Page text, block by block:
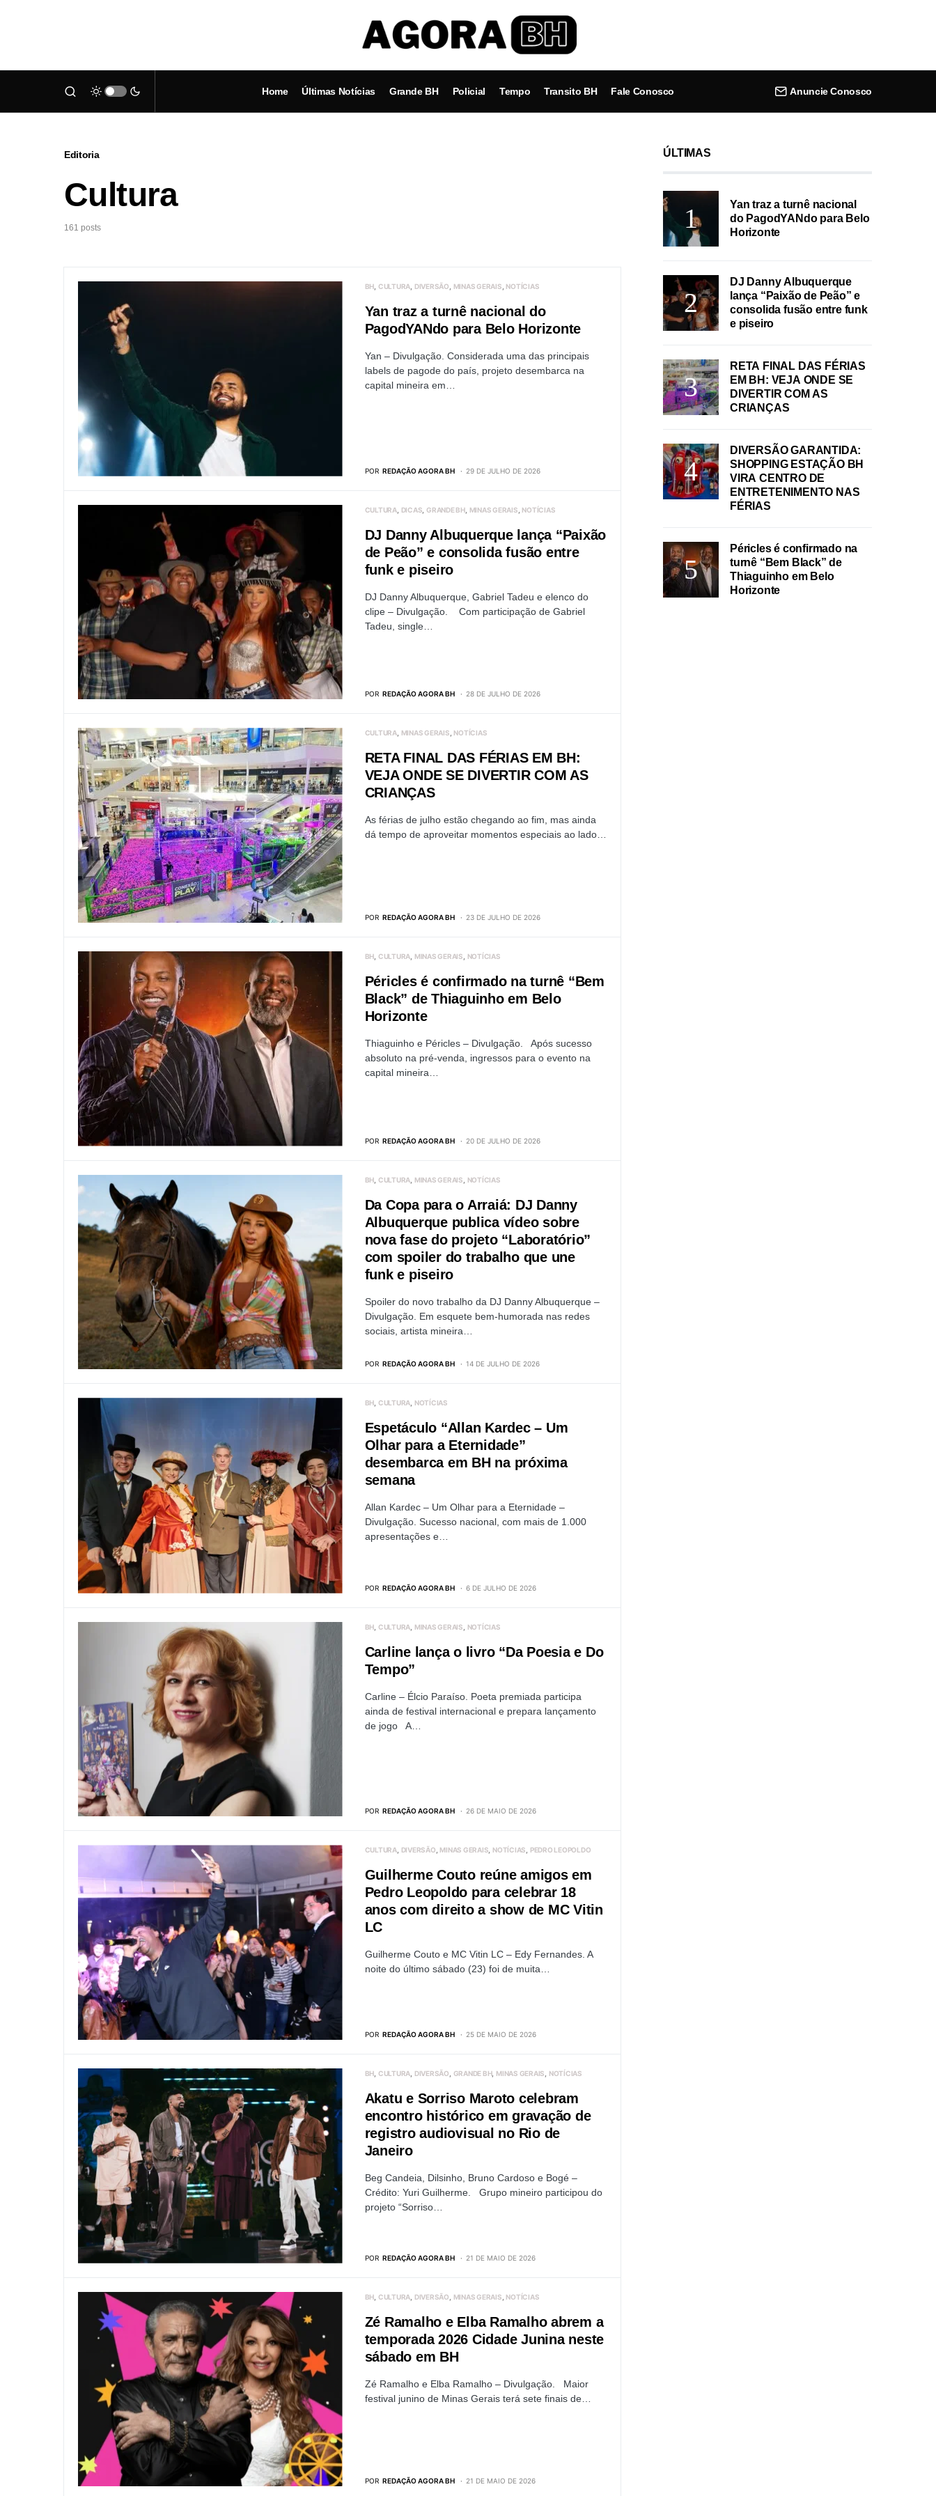
Home Últimas Notícias Grande BH Policial Tempo Transito BH Fale Conosco Anuncie Conosco
Editoria
Cultura
161 posts
BH CULTURA DIVERSÃO MINAS GERAIS NOTÍCIAS
Yan traz a turnê nacional do
PagodYANdo para Belo Horizonte
Yan – Divulgação. Considerada uma das principais
labels de pagode do país, projeto desembarca na
capital mineira em…
POR REDAÇÃO AGORA BH 29 DE JULHO DE 2026
CULTURA DICAS GRANDE BH MINAS GERAIS NOTÍCIAS
DJ Danny Albuquerque lança “Paixão
de Peão” e consolida fusão entre
funk e piseiro
DJ Danny Albuquerque, Gabriel Tadeu e elenco do
clipe – Divulgação. Com participação de Gabriel
Tadeu, single…
POR REDAÇÃO AGORA BH 28 DE JULHO DE 2026
CULTURA MINAS GERAIS NOTÍCIAS
RETA FINAL DAS FÉRIAS EM BH:
VEJA ONDE SE DIVERTIR COM AS
CRIANÇAS
As férias de julho estão chegando ao fim, mas ainda
dá tempo de aproveitar momentos especiais ao lado…
POR REDAÇÃO AGORA BH 23 DE JULHO DE 2026
BH CULTURA MINAS GERAIS NOTÍCIAS
Péricles é confirmado na turnê “Bem
Black” de Thiaguinho em Belo
Horizonte
Thiaguinho e Péricles – Divulgação. Após sucesso
absoluto na pré-venda, ingressos para o evento na
capital mineira…
POR REDAÇÃO AGORA BH 20 DE JULHO DE 2026
BH CULTURA MINAS GERAIS NOTÍCIAS
Da Copa para o Arraiá: DJ Danny
Albuquerque publica vídeo sobre
nova fase do projeto “Laboratório”
com spoiler do trabalho que une
funk e piseiro
Spoiler do novo trabalho da DJ Danny Albuquerque –
Divulgação. Em esquete bem-humorada nas redes
sociais, artista mineira…
POR REDAÇÃO AGORA BH 14 DE JULHO DE 2026
BH CULTURA NOTÍCIAS
Espetáculo “Allan Kardec – Um
Olhar para a Eternidade”
desembarca em BH na próxima
semana
Allan Kardec – Um Olhar para a Eternidade –
Divulgação. Sucesso nacional, com mais de 1.000
apresentações e…
POR REDAÇÃO AGORA BH 6 DE JULHO DE 2026
BH CULTURA MINAS GERAIS NOTÍCIAS
Carline lança o livro “Da Poesia e Do
Tempo”
Carline – Élcio Paraíso. Poeta premiada participa
ainda de festival internacional e prepara lançamento
de jogo A…
POR REDAÇÃO AGORA BH 26 DE MAIO DE 2026
CULTURA DIVERSÃO MINAS GERAIS NOTÍCIAS PEDRO LEOPOLDO
Guilherme Couto reúne amigos em
Pedro Leopoldo para celebrar 18
anos com direito a show de MC Vitin
LC
Guilherme Couto e MC Vitin LC – Edy Fernandes. A
noite do último sábado (23) foi de muita…
POR REDAÇÃO AGORA BH 25 DE MAIO DE 2026
BH CULTURA DIVERSÃO GRANDE BH MINAS GERAIS NOTÍCIAS
Akatu e Sorriso Maroto celebram
encontro histórico em gravação de
registro audiovisual no Rio de
Janeiro
Beg Candeia, Dilsinho, Bruno Cardoso e Bogé –
Crédito: Yuri Guilherme. Grupo mineiro participou do
projeto “Sorriso…
POR REDAÇÃO AGORA BH 21 DE MAIO DE 2026
BH CULTURA DIVERSÃO MINAS GERAIS NOTÍCIAS
Zé Ramalho e Elba Ramalho abrem a
temporada 2026 Cidade Junina neste
sábado em BH
Zé Ramalho e Elba Ramalho – Divulgação. Maior
festival junino de Minas Gerais terá sete finais de…
POR REDAÇÃO AGORA BH 21 DE MAIO DE 2026
ÚLTIMAS
Yan traz a turnê nacional
do PagodYANdo para Belo
Horizonte
DJ Danny Albuquerque
lança “Paixão de Peão” e
consolida fusão entre funk
e piseiro
RETA FINAL DAS FÉRIAS
EM BH: VEJA ONDE SE
DIVERTIR COM AS
CRIANÇAS
DIVERSÃO GARANTIDA:
SHOPPING ESTAÇÃO BH
VIRA CENTRO DE
ENTRETENIMENTO NAS
FÉRIAS
Péricles é confirmado na
turnê “Bem Black” de
Thiaguinho em Belo
Horizonte